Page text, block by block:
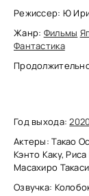
Режиссер: Ю
Жанр: Фильмы
Фантастика
Год выхода:2020
Актеры: Такао
Кэнто Каку,
Масахиро
Озвучка: